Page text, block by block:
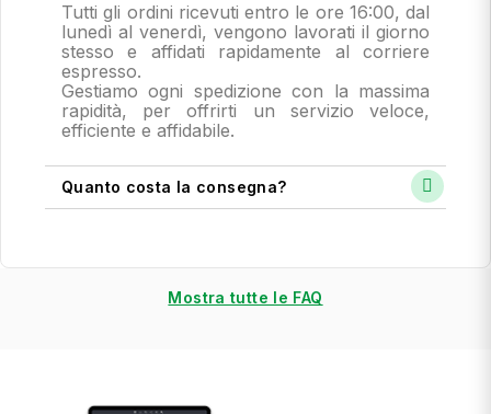
Tutti gli ordini ricevuti entro le ore 16:00, dal
lunedì al venerdì, vengono lavorati il giorno
stesso e affidati rapidamente al corriere
espresso.
Gestiamo ogni spedizione con la massima
rapidità, per offrirti un servizio veloce,
efficiente e affidabile.
Quanto costa la consegna?
Mostra tutte le FAQ